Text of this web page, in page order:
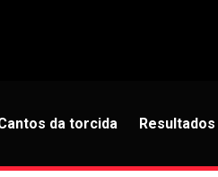
da torcida Resultados